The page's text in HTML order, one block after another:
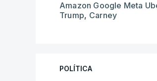
Amazon Google Meta
Trump, Carney
POLÍTICA